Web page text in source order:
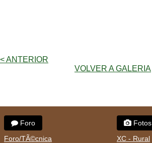
< ANTERIOR
VOLVER A GALERIA
Foro
Foro/TÃ©cnica
Fotos
XC - Rural